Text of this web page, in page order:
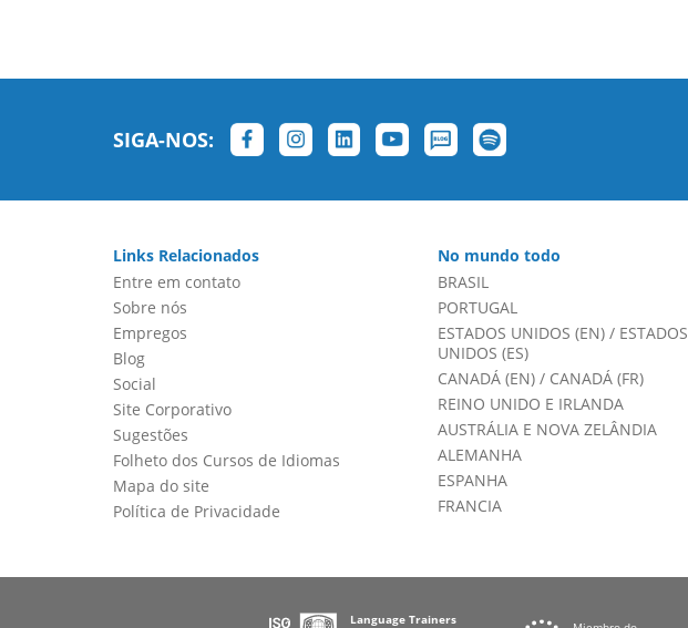
SIGA-NOS:
Links Relacionados
Entre em contato
Sobre nós
Empregos
Blog
Social
Site Corporativo
Sugestões
Folheto dos Cursos de Idiomas
Mapa do site
Política de Privacidade
No mundo todo
BRASIL
PORTUGAL
ESTADOS UNIDOS (EN)/ ESTADOS
UNIDOS (ES)
CANADÁ (EN)/ CANADÁ (FR)
REINO UNIDO E IRLANDA
AUSTRÁLIA E NOVA ZELÂNDIA
ALEMANHA
ESPANHA
FRANCIA